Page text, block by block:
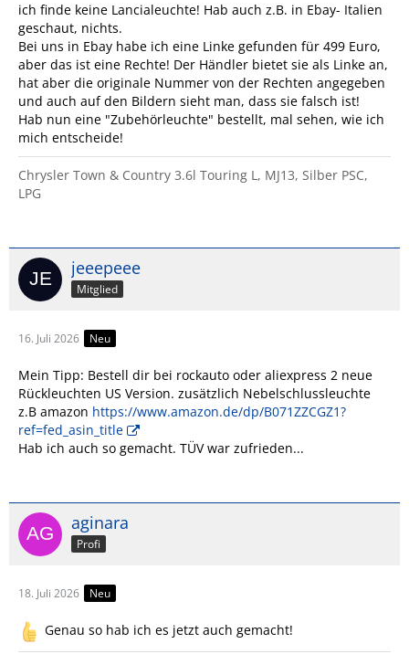
ich finde keine Lancialeuchte! Hab auch z.B. in Ebay- Italien
geschaut, nichts.
Bei uns in Ebay habe ich eine Linke gefunden für 499 Euro,
aber das ist eine Rechte! Der Händler bietet sie als Linke an,
hat aber die originale Nummer von der Rechten angegeben
und auch auf den Bildern sieht man, dass sie falsch ist!
Hab nun eine "Zubehörleuchte" bestellt, mal sehen, wie ich
mich entscheide!
Chrysler Town & Country 3.6l Touring L, MJ13, Silber PSC,
LPG
jeeepeee
Mitglied
16. Juli 2026 Neu
Mein Tipp: Bestell dir bei rockauto oder aliexpress 2 neue
Rückleuchten US Version. zusätzlich Nebelschlussleuchte
z.B amazon https://www.amazon.de/dp/B071ZZCGZ1?
ref=fed_asin_title
Hab ich auch so gemacht. TÜV war zufrieden...
aginara
Profi
18. Juli 2026 Neu
Genau so hab ich es jetzt auch gemacht!